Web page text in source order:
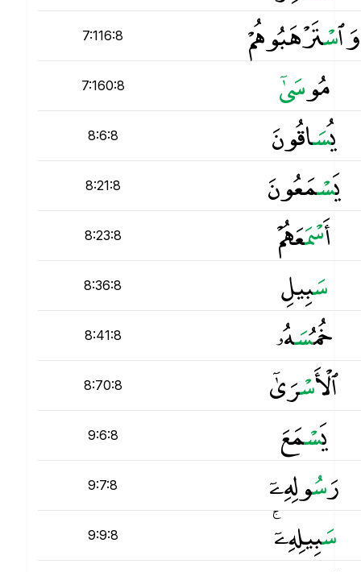
7:116:8 وَٱسْتَرْهَبُوهُمْ
7:160:8 مُوس
8:6:8 يُسَاقُونَ
8:21:8 يَسْمَعُونَ
8:23:8 أَسْمَعَهُمْ
8:36:8 سَبِيلِ
8:41:8 خُمُسَهُۥ
8:70:8 ٱلْأَسْرَىٰٓ
9:6:8 يَسْمَعَ
9:7:8 رَسُولِهِۦٓ
9:9:8 سَبِيلِهِۦٓ ۚ